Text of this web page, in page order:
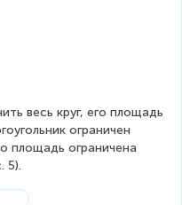
весь круг, его площадь
ограничен
площадь ограничена
5).